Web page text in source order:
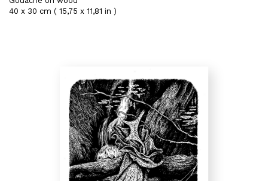
40 x 30 cm ( 15,75 x 11,81 in )